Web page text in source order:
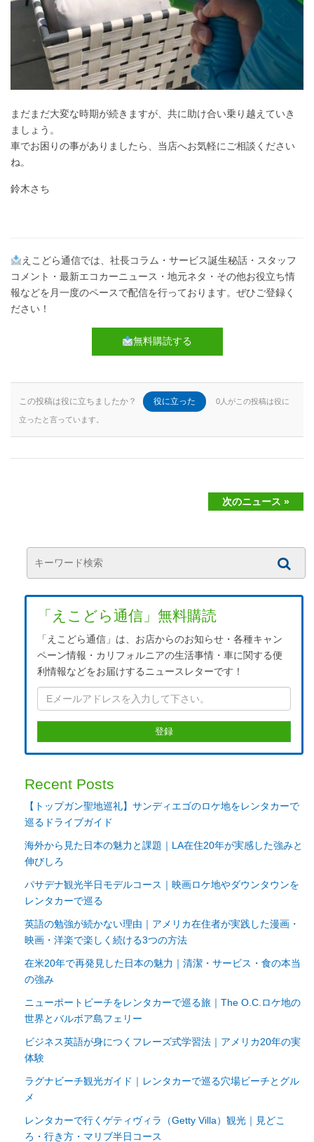
まだまだ大変な時期が続きますが、共に助け合い乗り越えていき
ましょう。
車でお困りの事がありましたら、当店へお気軽にご相談ください
ね。
鈴木さち
えこどら通信では、社長コラム・サービス誕生秘話・スタッフ
コメント・最新エコカーニュース・地元ネタ・その他お役立ち情
報などを月一度のペースで配信を行っております。ぜひご登録く
ださい！
無料購読する
この投稿は役に立ちましたか？ 役に立った 0人がこの投稿は役に
立ったと言っています。
次のニュース »
「えこどら通信」無料購読
「えこどら通信」は、お店からのお知らせ・各種キャン
ペーン情報・カリフォルニアの生活事情・車に関する便
利情報などをお届けするニュースレターです！
Recent Posts
【トップガン聖地巡礼】サンディエゴのロケ地をレンタカーで
巡るドライブガイド
海外から見た日本の魅力と課題｜LA在住20年が実感した強みと
伸びしろ
パサデナ観光半日モデルコース｜映画ロケ地やダウンタウンを
レンタカーで巡る
英語の勉強が続かない理由｜アメリカ在住者が実践した漫画・
映画・洋楽で楽しく続ける3つの方法
在米20年で再発見した日本の魅力｜清潔・サービス・食の本当
の強み
ニューポートビーチをレンタカーで巡る旅｜The O.C.ロケ地の
世界とバルボア島フェリー
ビジネス英語が身につくフレーズ式学習法｜アメリカ20年の実
体験
ラグナビーチ観光ガイド｜レンタカーで巡る穴場ビーチとグル
メ
レンタカーで行くゲティヴィラ（Getty Villa）観光｜見どこ
ろ・行き方・マリブ半日コース